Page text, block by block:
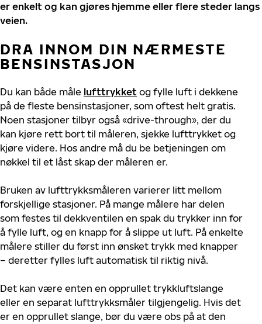
er enkelt og kan gjøres hjemme eller flere steder langs
veien.
DRA INNOM DIN NÆRMESTE
BENSINSTASJON
Du kan både måle lufttrykket og fylle luft i dekkene
på de fleste bensinstasjoner, som oftest helt gratis.
Noen stasjoner tilbyr også «drive-through», der du
kan kjøre rett bort til måleren, sjekke lufttrykket og
kjøre videre. Hos andre må du be betjeningen om
nøkkel til et låst skap der måleren er.
Bruken av lufttrykksmåleren varierer litt mellom
forskjellige stasjoner. På mange målere har delen
som festes til dekkventilen en spak du trykker inn for
å fylle luft, og en knapp for å slippe ut luft. På enkelte
målere stiller du først inn ønsket trykk med knapper
– deretter fylles luft automatisk til riktig nivå.
Det kan være enten en opprullet trykkluftslange
eller en separat lufttrykksmåler tilgjengelig. Hvis det
er en opprullet slange, bør du være obs på at den